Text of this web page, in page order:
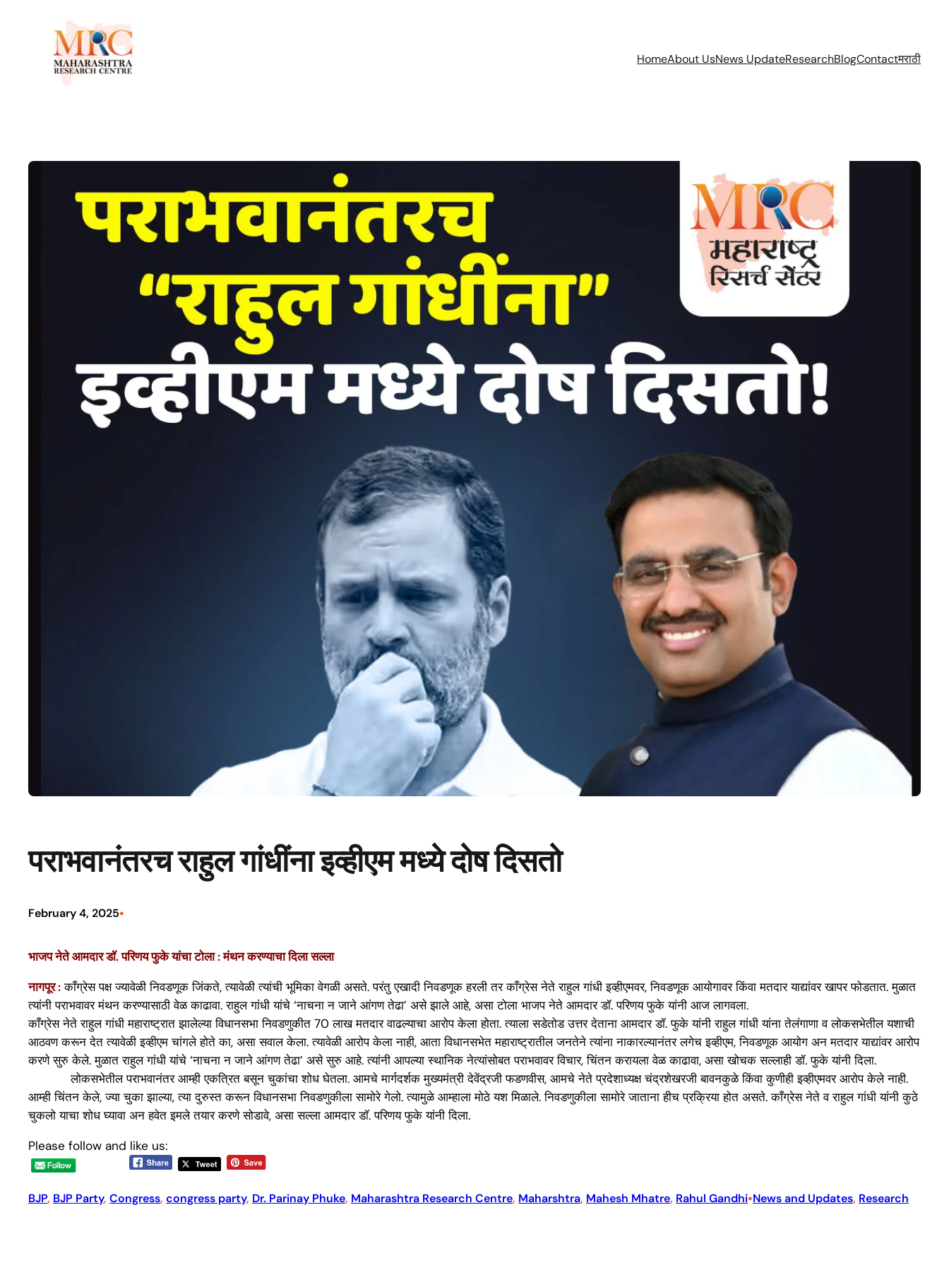
HomeAbout UsNews UpdateResearchBlogContactमराठी
पराभवानंतरच राहुल गांधींना इव्हीएम मध्ये दोष दिसतो
February 4, 2025•
भाजप नेते आमदार डॉ. परिणय फुके यांचा टोला : मंथन करण्याचा दिला सल्ला
नागपूर :काँग्रेस पक्ष ज्यावेळी निवडणूक जिंकते, त्यावेळी त्यांची भूमिका वेगळी असते. परंतु एखादी निवडणूक हरली तर काँग्रेस नेते राहुल गांधी इव्हीएमवर, निवडणूक आयोगावर किंवा मतदार याद्यांवर खापर फोडतात. मुळात
त्यांनी पराभवावर मंथन करण्यासाठी वेळ काढावा. राहुल गांधी यांचे ‘नाचना न जाने आंगण तेढा’ असे झाले आहे, असा टोला भाजप नेते आमदार डॉ. परिणय फुके यांनी आज लागवला.
काँग्रेस नेते राहुल गांधी महाराष्ट्रात झालेल्या विधानसभा निवडणुकीत 70 लाख मतदार वाढल्याचा आरोप केला होता. त्याला सडेतोड उत्तर देताना आमदार डॉ. फुके यांनी राहुल गांधी यांना तेलंगाणा व लोकसभेतील यशाची
आठवण करून देत त्यावेळी इव्हीएम चांगले होते का, असा सवाल केला. त्यावेळी आरोप केला नाही, आता विधानसभेत महाराष्ट्रातील जनतेने त्यांना नाकारल्यानंतर लगेच इव्हीएम, निवडणूक आयोग अन मतदार याद्यांवर आरोप
करणे सुरु केले. मुळात राहुल गांधी यांचे ‘नाचना न जाने आंगण तेढा’ असे सुरु आहे. त्यांनी आपल्या स्थानिक नेत्यांसोबत पराभवावर विचार, चिंतन करायला वेळ काढावा, असा खोचक सल्लाही डॉ. फुके यांनी दिला.
लोकसभेतील पराभवानंतर आम्ही एकत्रित बसून चुकांचा शोध घेतला. आमचे मार्गदर्शक मुख्यमंत्री देवेंद्रजी फडणवीस, आमचे नेते प्रदेशाध्यक्ष चंद्रशेखरजी बावनकुळे किंवा कुणीही इव्हीएमवर आरोप केले नाही.
आम्ही चिंतन केले, ज्या चुका झाल्या, त्या दुरुस्त करून विधानसभा निवडणुकीला सामोरे गेलो. त्यामुळे आम्हाला मोठे यश मिळाले. निवडणुकीला सामोरे जाताना हीच प्रक्रिया होत असते. काँग्रेस नेते व राहुल गांधी यांनी कुठे
चुकलो याचा शोध घ्यावा अन हवेत इमले तयार करणे सोडावे, असा सल्ला आमदार डॉ. परिणय फुके यांनी दिला.
Please follow and like us:
BJP, BJP Party, Congress, congress party, Dr. Parinay Phuke, Maharashtra Research Centre, Maharshtra, Mahesh Mhatre, Rahul Gandhi•News and Updates, Research